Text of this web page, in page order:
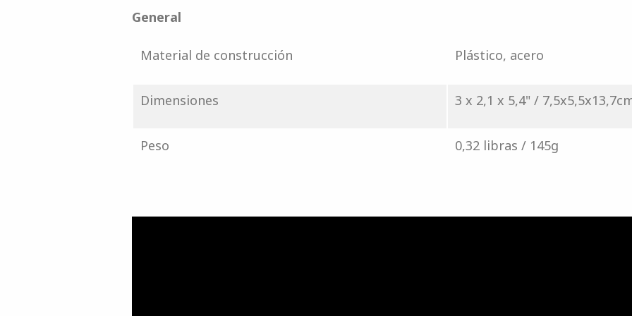
General
Material de construcción Plástico, acero
Dimensiones 3 x 2,1 x 5,4" /
Peso 0,32 libras / 145g